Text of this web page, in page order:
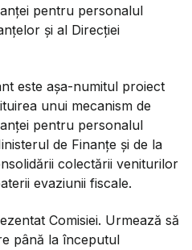
pentru personalul
și al Direcției
este așa-numitul proiect
unui mecanism de
pentru personalul
de Finanțe și de la
colectării veniturilor
evaziunii fiscale.
Comisiei. Urmează să
până la începutul